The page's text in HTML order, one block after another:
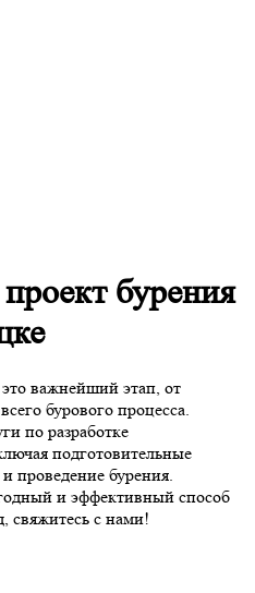
бурения
это важнейший этап, от
бурового процесса.
по разработке
подготовительные
проведение бурения.
и эффективный способ
свяжитесь с нами!